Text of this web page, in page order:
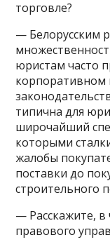
торговле?
— Белорусским
юристам часто
корпоративном
типична для
широчайший
которыми
жалобы
поставки до
строительного
— Расскажите, в
правового